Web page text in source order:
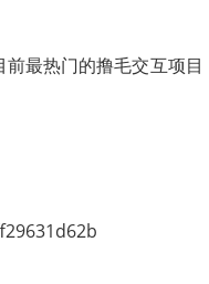
最热门的撸毛交互项